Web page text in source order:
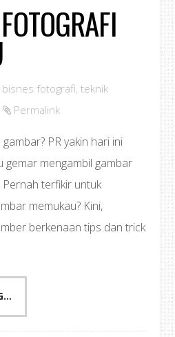
bisnes fotografi, teknik
Permalink
PR yakin hari ini
gemar mengambil gambar
terfikir untuk
memukau? Kini,
berkenaan tips dan trick